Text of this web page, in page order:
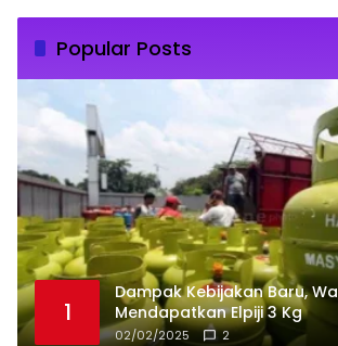
Popular Posts
1
Dampak Kebijakan Baru,
Mendapatkan Elpiji 3 Kg
02/02/2025 2